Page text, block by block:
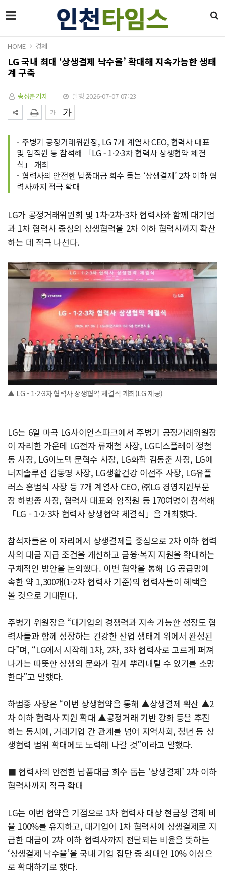
HOME 경제
LG 국내 최대 ‘상생결제 낙수율’ 확대해 지속가능한 생태
계 구축
송성춘기자 발행 2026-07-07 07:23
- 주병기 공정거래위원장, LG 7개 계열사 CEO, 협력사 대표
및 임직원 등 참석해 「LG - 1·2·3차 협력사 상생협약 체결
식」 개최
- 협력사의 안전한 납품대금 회수 돕는 ‘상생결제’ 2차 이하 협
력사까지 적극 확대
LG가 공정거래위원회 및 1차·2차·3차 협력사와 함께 대기업
과 1차 협력사 중심의 상생협력을 2차 이하 협력사까지 확산
하는 데 적극 나선다.
▲ LG - 1·2·3차 협력사 상생협약 체결식 개최(LG 제공)
LG는 6일 마곡 LG사이언스파크에서 주병기 공정거래위원장
이 자리한 가운데 LG전자 류재철 사장, LG디스플레이 정철
동 사장, LG이노텍 문혁수 사장, LG화학 김동춘 사장, LG에
너지솔루션 김동명 사장, LG생활건강 이선주 사장, LG유플
러스 홍범식 사장 등 7개 계열사 CEO, ㈜LG 경영지원부문
장 하범종 사장, 협력사 대표와 임직원 등 170여명이 참석해
「LG - 1·2·3차 협력사 상생협약 체결식」을 개최했다.
참석자들은 이 자리에서 상생결제를 중심으로 2차 이하 협력
사의 대금 지급 조건을 개선하고 금융·복지 지원을 확대하는
구체적인 방안을 논의했다. 이번 협약을 통해 LG 공급망에
속한 약 1,300개(1·2차 협력사 기준)의 협력사들이 혜택을
볼 것으로 기대된다.
주병기 위원장은 “대기업의 경쟁력과 지속 가능한 성장도 협
력사들과 함께 성장하는 건강한 산업 생태계 위에서 완성된
다”며, “LG에서 시작해 1차, 2차, 3차 협력사로 고르게 퍼져
나가는 따뜻한 상생의 문화가 깊게 뿌리내릴 수 있기를 소망
한다”고 말했다.
하범종 사장은 “이번 상생협약을 통해 ▲상생결제 확산 ▲2
차 이하 협력사 지원 확대 ▲공정거래 기반 강화 등을 추진
하는 동시에, 거래기업 간 관계를 넘어 지역사회, 청년 등 상
생협력 범위 확대에도 노력해 나갈 것”이라고 말했다.
■ 협력사의 안전한 납품대금 회수 돕는 ‘상생결제’ 2차 이하
협력사까지 적극 확대
LG는 이번 협약을 기점으로 1차 협력사 대상 현금성 결제 비
율 100%를 유지하고, 대기업이 1차 협력사에 상생결제로 지
급한 대금이 2차 이하 협력사까지 전달되는 비율을 뜻하는
‘상생결제 낙수율’을 국내 기업 집단 중 최대인 10% 이상으
로 확대하기로 했다.